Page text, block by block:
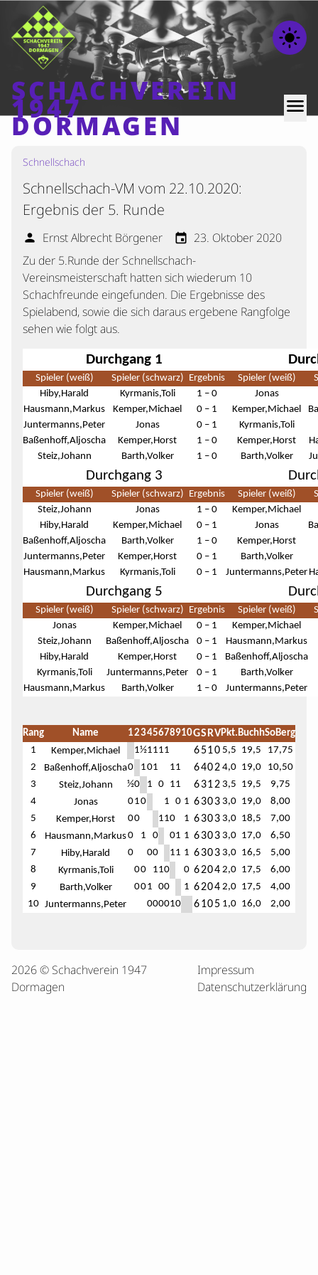
light_mode
SCHACHVEREIN
1947
DORMAGEN
menu
Home
Beiträge
Mannschaften
Ranglisten
Termine
Verschiedenes
Kontakt
Schnellschach
Schnellschach-VM vom 22.10.2020:
Ergebnis der 5. Runde
person Ernst Albrecht Börgener event 23. Oktober 2020
Zu der 5.Runde der Schnellschach-
Vereinsmeisterschaft hatten sich wiederum 10
Schachfreunde eingefunden. Die Ergebnisse des
Spielabend, sowie die sich daraus ergebene Rangfolge
sehen wie folgt aus.
Durchgang 1
Spieler (weiß) Spieler (schwarz) Ergebnis Spieler (weiß)
Hiby,Harald
Kyrmanis,Toli 1 – 0
Jonas
Hausmann,Markus
Kemper,Michael 0 – 1 Kemper,Michael
Juntermanns,Peter
Jonas 0 – 1
Kyrmanis,Toli
Baßenhoff,Aljoscha
Kemper,Horst 1 – 0 Kemper,Horst
Steiz,Johann
Barth,Volker 1 – 0 Barth,Volker
Durchgang 3
Spieler (weiß) Spieler (schwarz) Ergebnis Spieler (weiß)
Steiz,Johann
Jonas 1 – 0
Kemper,Michael
Hiby,Harald
Kemper,Michael 0 – 1 Jonas
Baßenhoff,Aljoscha
Barth,Volker 1 – 0
Kemper,Horst
Juntermanns,Peter
Kemper,Horst 0 – 1
Barth,Volker
Hausmann,Markus
Kyrmanis,Toli 0 – 1 Juntermanns,Peter
Durchgang 5
Spieler (weiß) Spieler (schwarz) Ergebnis Spieler (weiß)
Jonas
Kemper,Michael 0 – 1
Kemper,Michael
Steiz,Johann
Baßenhoff,Aljoscha 0 – 1
Hausmann,Markus
Hiby,Harald
Kemper,Horst 0 – 1
Baßenhoff,Aljoscha
Kyrmanis,Toli
Juntermanns,Peter 0 – 1
Barth,Volker
Hausmann,Markus
Barth,Volker 1 – 0 Juntermanns,Peter
Rang Name 12345678910GS RVPkt.BuchhSoBerg
1
Kemper,Michael 1½1111 6 510 5,5 19,5
17,75
2
Baßenhoff,Aljoscha0 101 11 6402 4,0 19,0
10,50
3
Steiz,Johann ½0 1 0 11 6 312 3,5 19,5
9,75
4
Jonas 010 1 0 1 6 303 3,0 19,0
8,00
5
Kemper,Horst 00 110 1 6 303 3,0 18,5
7,00
6
Hausmann,Markus0 1 0 01 1 6 303 3,0 17,0
6,50
7
Hiby,Harald 0 00 11 1 6 303 3,0 16,5
5,00
8
Kyrmanis,Toli 00 110 0 6204 2,0 17,5
6,00
9
Barth,Volker 001 00 1 6204 2,0 17,5
4,00
10 Juntermanns,Peter 000010 6 105 1,0 16,0 2,00
2026 © Schachverein 1947
Dormagen
Impressum
Datenschutzerklärung